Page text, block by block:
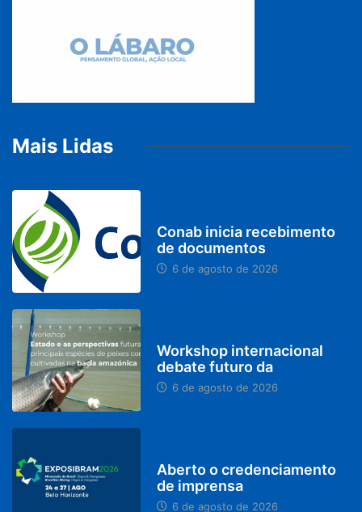
Mais Lidas
Conab inicia recebimento
de documentos
6 de agosto de 2026
Workshop internacional
debate futuro da
6 de agosto de 2026
Aberto o credenciamento
de imprensa
6 de agosto de 2026